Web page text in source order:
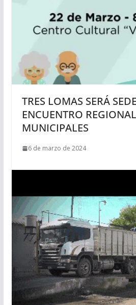
TRES LOMAS SERÁ
ENCUENTRO
MUNICIPALES
6 de marzo de 2024